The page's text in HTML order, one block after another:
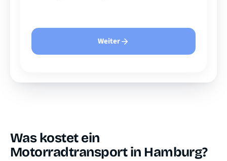
Weiter
Was kostet ein
Motorradtransport in Hamburg?